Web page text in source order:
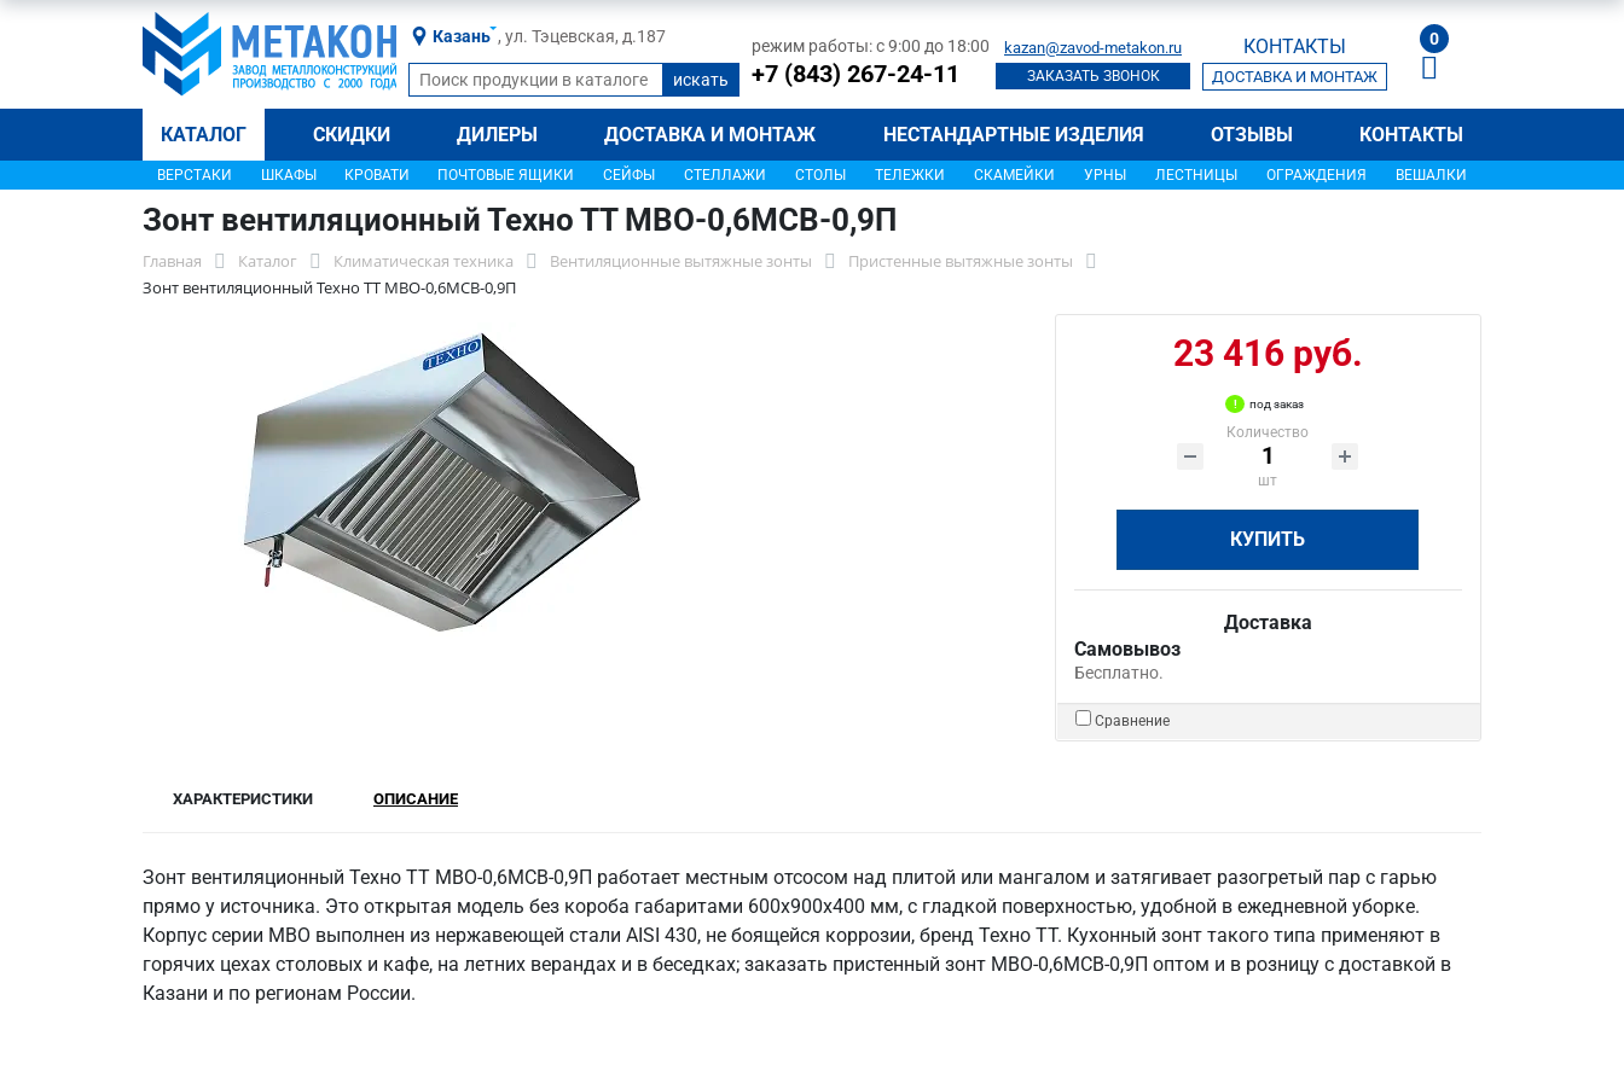
Казань , ул. Тэцевская, д.187 режим работы: с 9:00 до 18:00
+7 (843) 267-24-11
kazan@zavod-metakon.ru
ЗАКАЗАТЬ ЗВОНОК
КОНТАКТЫ
ДОСТАВКА И МОНТАЖ
0
КАТАЛОГ СКИДКИ ДИЛЕРЫ ДОСТАВКА И МОНТАЖ НЕСТАНДАРТНЫЕ ИЗДЕЛИЯ ОТЗЫВЫ КОНТАКТЫ
ВЕРСТАКИ ШКАФЫ КРОВАТИ ПОЧТОВЫЕ ЯЩИКИ СЕЙФЫ СТЕЛЛАЖИ СТОЛЫ ТЕЛЕЖКИ СКАМЕЙКИ УРНЫ ЛЕСТНИЦЫ ОГРАЖДЕНИЯ ВЕШАЛКИ
Зонт вентиляционный Техно ТТ МВО-0,6МСВ-0,9П
Главная Каталог Климатическая техника Вентиляционные вытяжные зонты
Пристенные вытяжные зонты
Зонт вентиляционный Техно ТТ МВО-0,6МСВ-0,9П
23 416 руб.
под заказ
Количество
шт
КУПИТЬ
Доставка
Самовывоз
Бесплатно.
Сравнение
ХАРАКТЕРИСТИКИ ОПИСАНИЕ
Зонт вентиляционный Техно ТТ МВО-0,6МСВ-0,9П работает местным отсосом над плитой или мангалом и затягивает разогретый пар с гарью
прямо у источника. Это открытая модель без короба габаритами 600х900х400 мм, с гладкой поверхностью, удобной в ежедневной уборке.
Корпус серии МВО выполнен из нержавеющей стали AISI 430, не боящейся коррозии, бренд Техно ТТ. Кухонный зонт такого типа применяют в
горячих цехах столовых и кафе, на летних верандах и в беседках; заказать пристенный зонт МВО-0,6МСВ-0,9П оптом и в розницу с доставкой в
Казани и по регионам России.